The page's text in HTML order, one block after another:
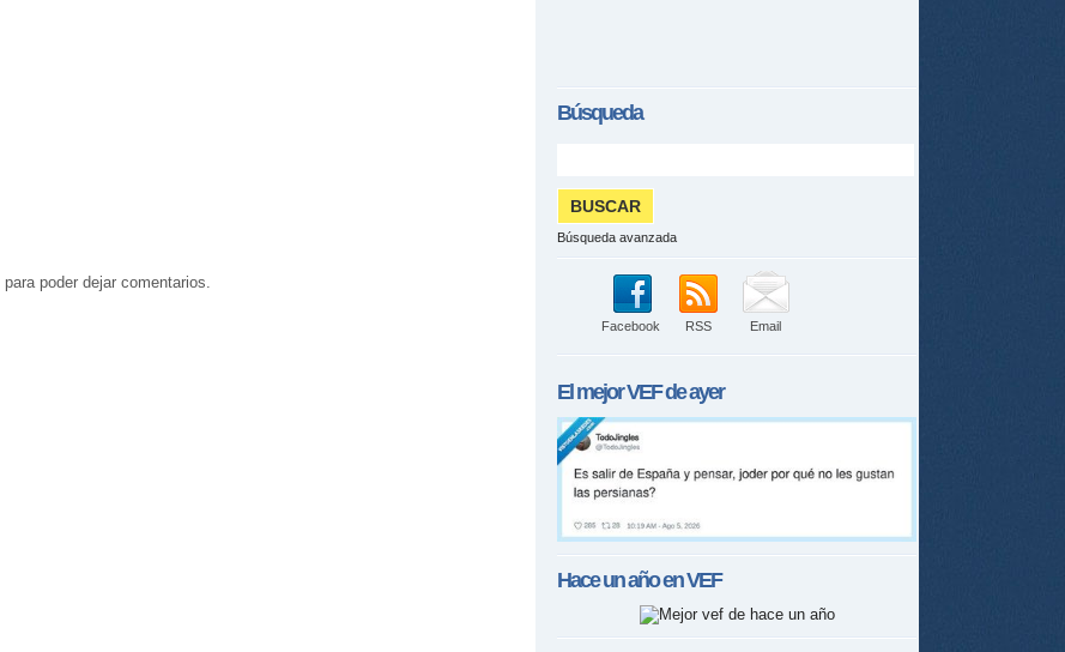
para poder dejar comentarios.
Búsqueda
Búsqueda avanzada
Facebook RSS Email
El mejorVEFde ayer
Hace un año enVEF